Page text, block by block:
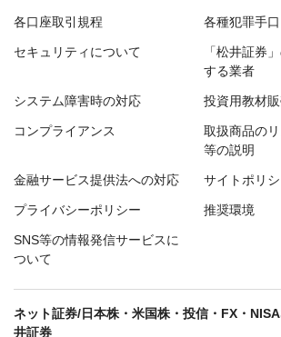
各口座取引規程 各種犯罪手
セキュリティについて
「松井証券
する業者
システム障害時の対応 投資用教材
コンプライアンス
取扱商品の
等の説明
金融サービス提供法への対応 サイトポリ
プライバシーポリシー 推奨環境
SNS等の情報発信サービスに
ついて
ネット証券/日本株・米国株・投信・FX・
井証券